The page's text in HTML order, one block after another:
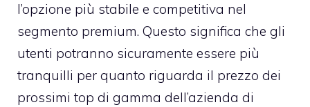
l’opzione più stabile e competitiva nel
segmento premium. Questo significa che gli
utenti potranno sicuramente essere più
tranquilli per quanto riguarda il prezzo dei
prossimi top di gamma dell’azienda di